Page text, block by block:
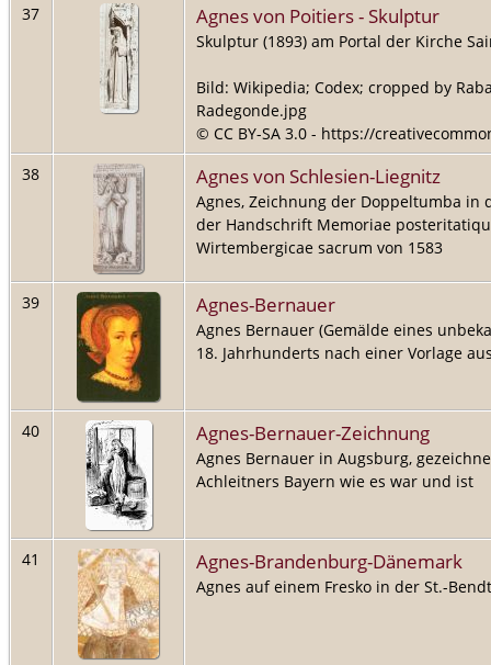
37 Agnes von Poitiers - Skulptur
Skulptur (1893) am Portal der Kirche
Bild: Wikipedia; Codex; cropped by
Radegonde.jpg
© CC BY-SA 3.0 - https://
38
Agnes von Schlesien-Liegnitz
Agnes, Zeichnung der Doppeltumba in
der Handschrift Memoriae
Wirtembergicae sacrum von 1583
39 Agnes-Bernauer
Agnes Bernauer (Gemälde eines
18. Jahrhunderts nach einer Vorlage
40 Agnes-Bernauer-Zeichnung
Agnes Bernauer in Augsburg,
Achleitners Bayern wie es war und ist
41 Agnes-Brandenburg-Dänemark
Agnes auf einem Fresko in der St.-